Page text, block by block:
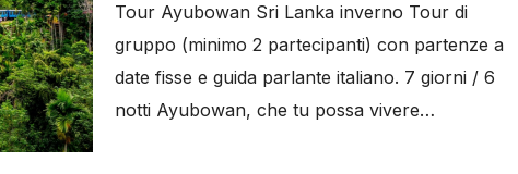
Tour Ayubowan Sri Lanka inverno Tour di
gruppo (minimo 2 partecipanti) con partenze a
date fisse e guida parlante italiano. 7 giorni / 6
notti Ayubowan, che tu possa vivere…